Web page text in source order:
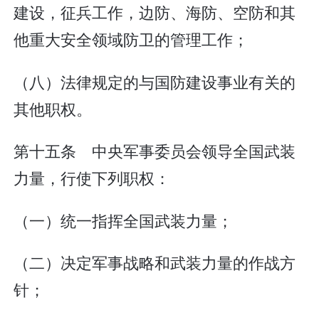
建设，征兵工作，边防、海防、空防和其
他重大安全领域防卫的管理工作；
（八）法律规定的与国防建设事业有关的
其他职权。
第十五条 中央军事委员会领导全国武装
力量，行使下列职权：
（一）统一指挥全国武装力量；
（二）决定军事战略和武装力量的作战方
针；